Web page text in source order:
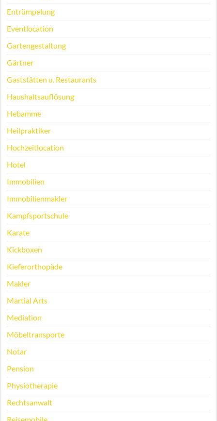
Entrümpelung
Eventlocation
Gartengestaltung
Gärtner
Gaststätten u. Restaurants
Haushaltsauflösung
Hebamme
Heilpraktiker
Hochzeitlocation
Hotel
Immobilien
Immobilienmakler
Kampfsportschule
Karate
Kickboxen
Kieferorthopäde
Makler
Martial Arts
Mediation
Möbeltransporte
Notar
Pension
Physiotherapie
Rechtsanwalt